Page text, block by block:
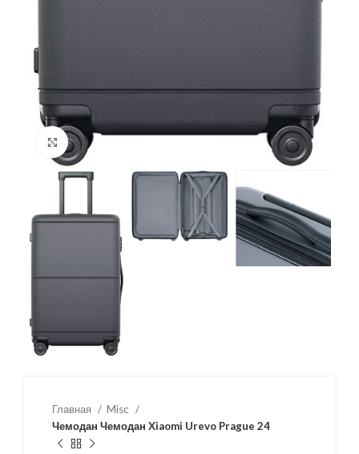
Нажмите, чтобы увеличить
Главная
Misc
Чемодан Чемодан Xiaomi Urevo Prague 24